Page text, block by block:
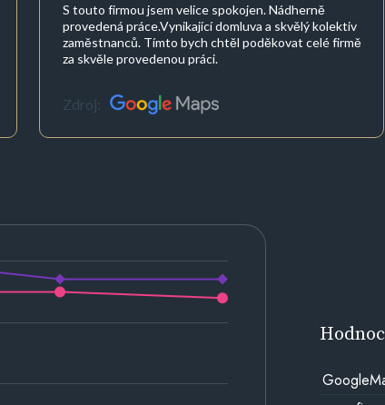
S touto firmou jsem velice spokojen. Nádherně
provedená práce.Vynikající domluva a skvělý kolektiv
zaměstnanců. Tímto bych chtěl poděkovat celé firmě
za skvěle provedenou práci.
Zdroj: